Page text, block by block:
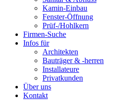
Kamin-Einbau
Fenster-Öffnung
Prüf-/Hohlkern
Firmen-Suche
Infos für
Architekten
Bauträger & -herren
Installateure
Privatkunden
Über uns
Kontakt